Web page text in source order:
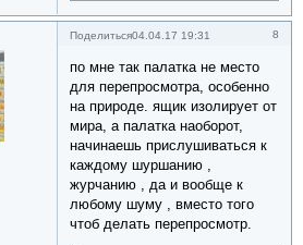
Поделиться 8
04.04.17 19:31
по мне так палатка не место
для перепросмотра, особенно
на природе. ящик изолирует от
мира, а палатка наоборот,
начинаешь прислушиваться к
каждому шуршанию ,
журчанию , да и вообще к
любому шуму , вместо того
чтоб делать перепросмотр.